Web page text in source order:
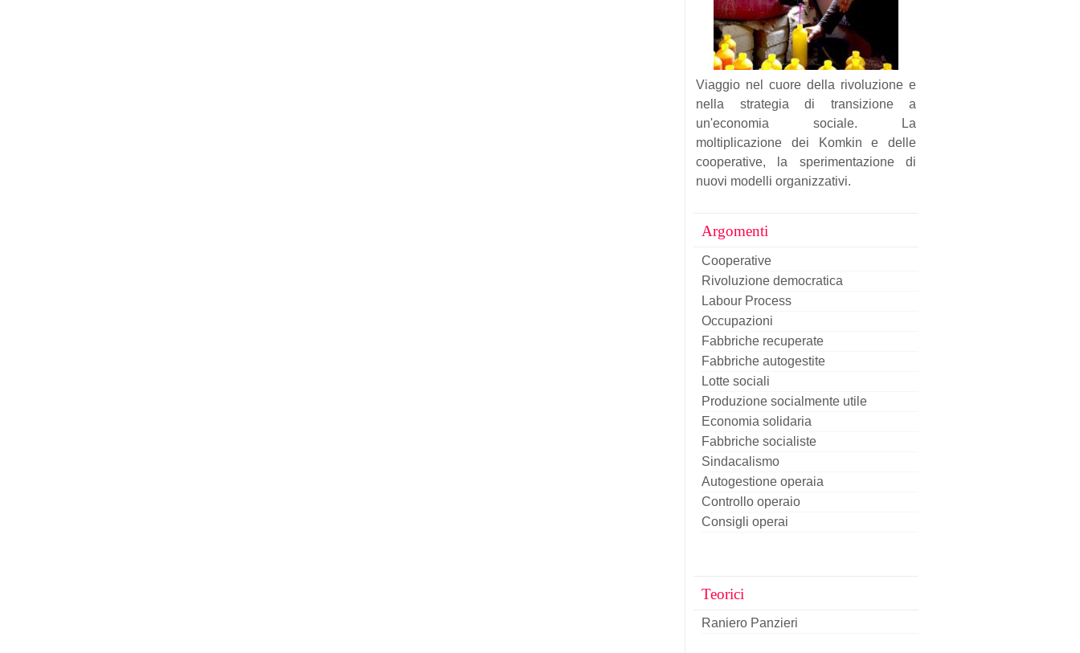
Viaggio nel cuore della rivoluzione e
nella strategia di transizione a
un'economia sociale. La
moltiplicazione dei Komkin e delle
cooperative, la sperimentazione di
nuovi modelli organizzativi.
Argomenti
Cooperative
Rivoluzione democratica
Labour Process
Occupazioni
Fabbriche recuperate
Fabbriche autogestite
Lotte sociali
Produzione socialmente utile
Economia solidaria
Fabbriche socialiste
Sindacalismo
Autogestione operaia
Controllo operaio
Consigli operai
Teorici
Raniero Panzieri